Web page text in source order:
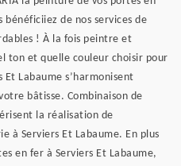
bénéficiiez de nos services de
! À la fois peintre et
ton et quelle couleur choisir pour
Labaume s’harmonisent
bâtisse. Combinaison de
la réalisation de
à Serviers Et Labaume. En plus
en fer à Serviers Et Labaume,